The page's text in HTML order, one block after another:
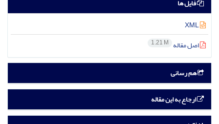
فایل ها
اصل مقاله 1.21 M
هم رسانی
ارجاع به این مقاله